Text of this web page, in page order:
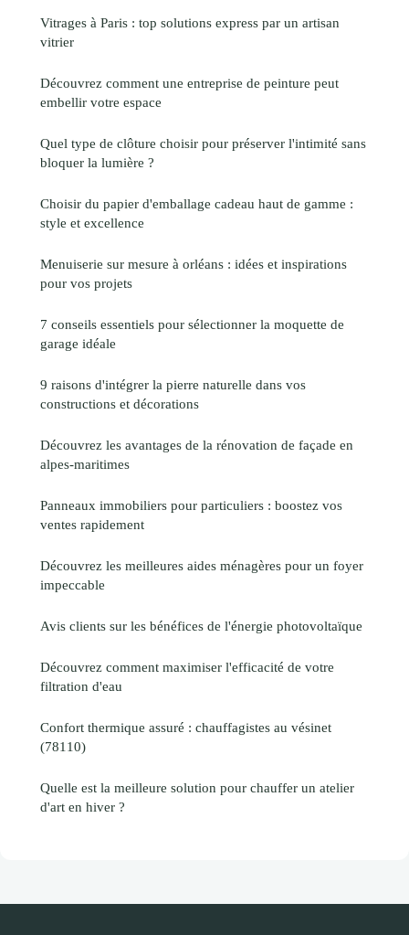
Vitrages à Paris : top solutions express par un artisan
vitrier
Découvrez comment une entreprise de peinture peut
embellir votre espace
Quel type de clôture choisir pour préserver l'intimité sans
bloquer la lumière ?
Choisir du papier d'emballage cadeau haut de gamme :
style et excellence
Menuiserie sur mesure à orléans : idées et inspirations
pour vos projets
7 conseils essentiels pour sélectionner la moquette de
garage idéale
9 raisons d'intégrer la pierre naturelle dans vos
constructions et décorations
Découvrez les avantages de la rénovation de façade en
alpes-maritimes
Panneaux immobiliers pour particuliers : boostez vos
ventes rapidement
Découvrez les meilleures aides ménagères pour un foyer
impeccable
Avis clients sur les bénéfices de l'énergie photovoltaïque
Découvrez comment maximiser l'efficacité de votre
filtration d'eau
Confort thermique assuré : chauffagistes au vésinet
(78110)
Quelle est la meilleure solution pour chauffer un atelier
d'art en hiver ?